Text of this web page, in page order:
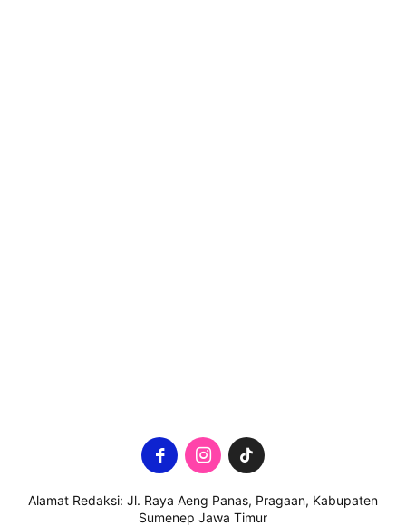
Alamat Redaksi: Jl. Raya Aeng Panas, Pragaan, Kabupaten
Sumenep Jawa Timur